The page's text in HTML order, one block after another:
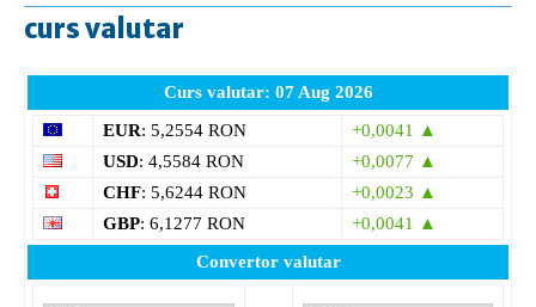
curs valutar
Curs valutar: 07 Aug 2026
EUR: 5,2554 RON
+0,0041 ▲
USD: 4,5584 RON
+0,0077 ▲
CHF: 5,6244 RON
+0,0023 ▲
GBP: 6,1277 RON
+0,0041 ▲
Convertor valutar